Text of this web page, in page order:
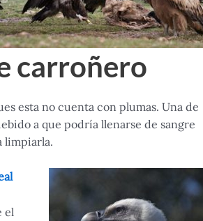
carroñero
esta no cuenta con plumas. Una de
a que podría llenarse de sangre
limpiarla.
el